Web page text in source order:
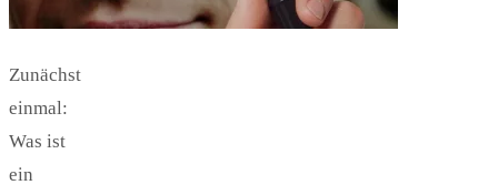
Zunächst
einmal:
Was ist
ein